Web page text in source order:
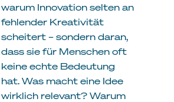
warum Innovation selten an
fehlender Kreativität
scheitert – sondern daran,
dass sie für Menschen oft
keine echte Bedeutung
hat. Was macht eine Idee
wirklich relevant? Warum